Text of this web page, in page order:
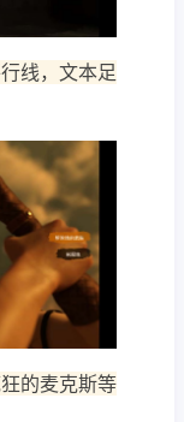
线，文本足
的麦克斯等